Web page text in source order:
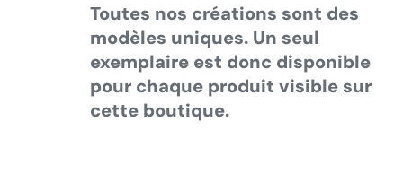
Toutes nos créations sont des
modèles uniques. Un seul
exemplaire est donc disponible
pour chaque produit visible sur
cette boutique.